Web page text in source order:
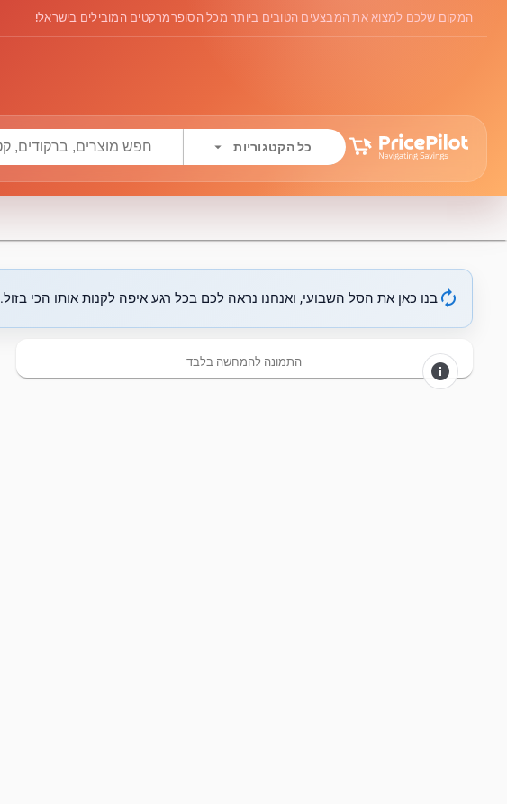
המקום שלכם למצוא את המבצעים הטובים ביותר מכל הסופרמרקטים המובילים בישראל!
כל הקטגוריות arrow_drop_down
autorenew בנו כאן את הסל השבועי, ואנחנו נראה לכם בכל רגע איפה לקנות אותו הכי בזול.
info התמונה להמחשה בלבד